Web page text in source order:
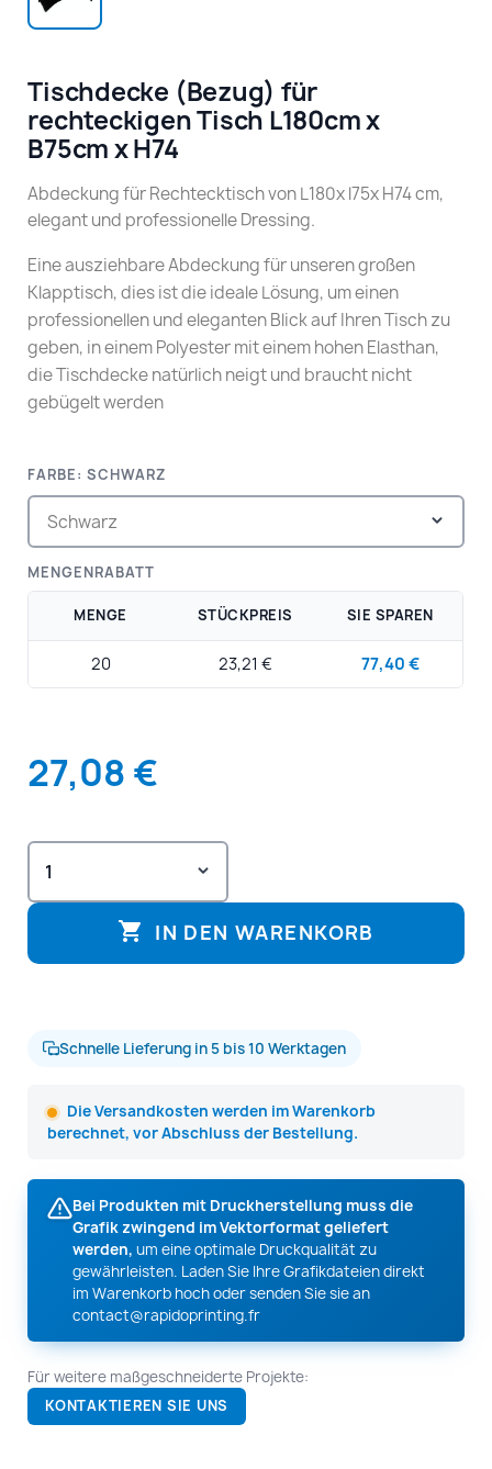
Tischdecke (Bezug) für
rechteckigen Tisch L180cm x
B75cm x H74
Abdeckung für Rechtecktisch von L180x l75x H74 cm,
elegant und professionelle Dressing.
Eine ausziehbare Abdeckung für unseren großen
Klapptisch, dies ist die ideale Lösung, um einen
professionellen und eleganten Blick auf Ihren Tisch zu
geben, in einem Polyester mit einem hohen Elasthan,
die Tischdecke natürlich neigt und braucht nicht
gebügelt werden
FARBE: SCHWARZ
MENGENRABATT
MENGE STÜCKPREIS SIE SPAREN
20 23,21 € 77,40 €
27,08 €
 IN DEN WARENKORB
Schnelle Lieferung in 5 bis 10 Werktagen
Die Versandkosten werden im Warenkorb
berechnet, vor Abschluss der Bestellung.
Bei Produkten mit Druckherstellung muss die
Grafik zwingend im Vektorformat geliefert
werden, um eine optimale Druckqualität zu
gewährleisten. Laden Sie Ihre Grafikdateien direkt
im Warenkorb hoch oder senden Sie sie an
contact@rapidoprinting.fr
Für weitere maßgeschneiderte Projekte:
KONTAKTIEREN SIE UNS